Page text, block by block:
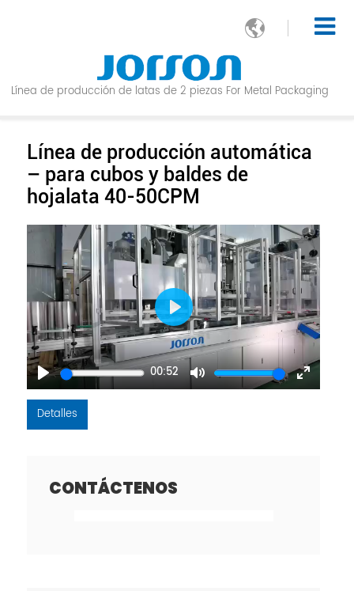

Línea de producción de latas de 2 piezas For Metal Packaging
Línea de producción automática
– para cubos y baldes de
hojalata 40-50CPM
Play
00:52
Mute
Enter
Play
Detalles
CONTÁCTENOS